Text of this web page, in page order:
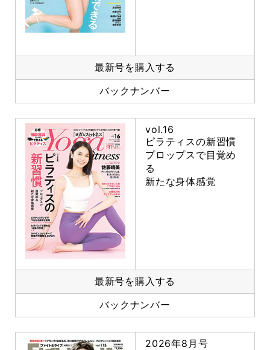
最新号を購入する
バックナンバー
vol.16
ピラティスの新習慣
プロップスで目覚め
る
新たな身体感覚
最新号を購入する
バックナンバー
2026年8月号